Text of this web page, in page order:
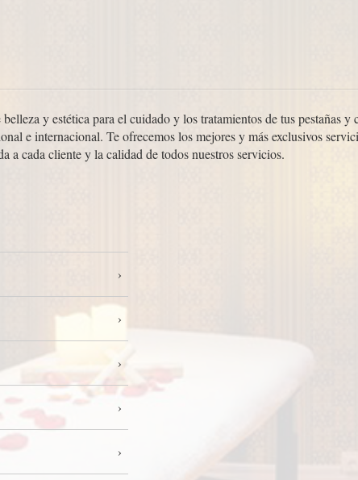
y estética para el cuidado y los tratamientos de tus pestañas y
e internacional. Te ofrecemos los mejores y más exclusivos
a cada cliente y la calidad de todos nuestros servicios.